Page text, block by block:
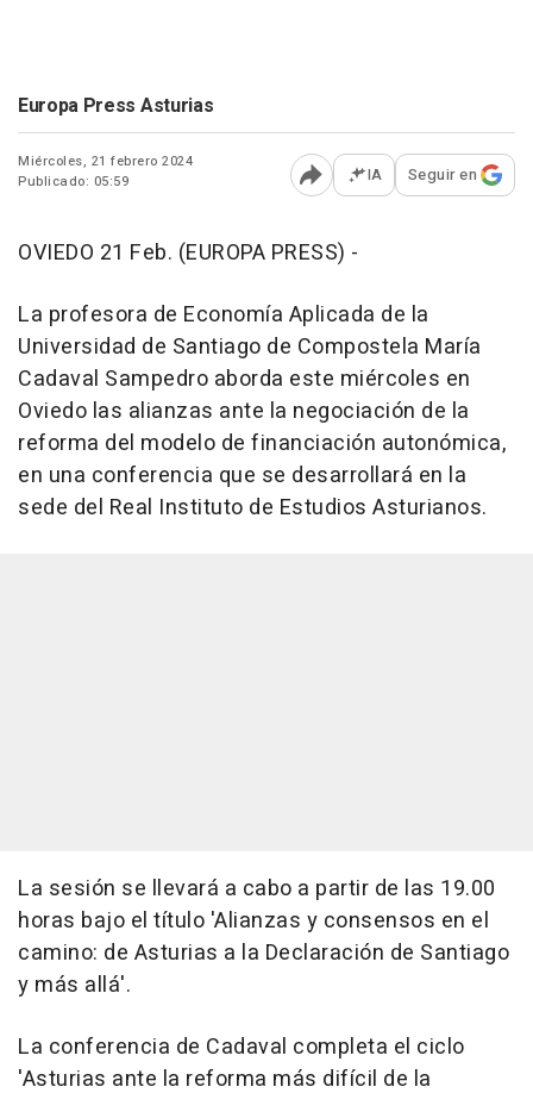
Europa Press Asturias
Miércoles, 21 febrero 2024
Publicado: 05:59
Abrir opciones para
IA Seguir en
OVIEDO 21 Feb. (EUROPA PRESS) -
La profesora de Economía Aplicada de la
Universidad de Santiago de Compostela María
Cadaval Sampedro aborda este miércoles en
Oviedo las alianzas ante la negociación de la
reforma del modelo de financiación autonómica,
en una conferencia que se desarrollará en la
sede del Real Instituto de Estudios Asturianos.
La sesión se llevará a cabo a partir de las 19.00
horas bajo el título 'Alianzas y consensos en el
camino: de Asturias a la Declaración de Santiago
y más allá'.
La conferencia de Cadaval completa el ciclo
'Asturias ante la reforma más difícil de la